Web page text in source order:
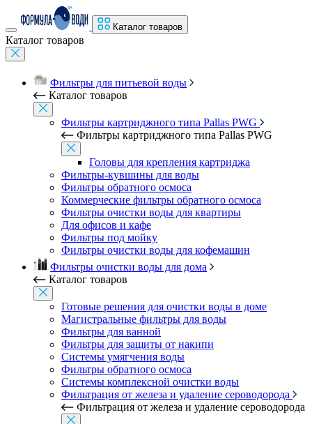
Каталог товаров
Каталог товаров
Фильтры для питьевой воды
Каталог товаров
Фильтры картриджного типа Pallas PWG
Фильтры картриджного типа Pallas PWG
Головы для крепления картриджа
Фильтры-кувшины для воды
Фильтры обратного осмоса
Коммерческие фильтры обратного осмоса
Фильтры очистки воды для квартиры
Для офисов и кафе
Фильтры под мойку
Фильтры очистки воды для кофемашин
Фильтры очистки воды для дома
Каталог товаров
Готовые решения для очистки воды в доме
Магистральные фильтры для воды
Фильтры для ванной
Фильтры для защиты от накипи
Системы умягчения воды
Фильтры обратного осмоса
Системы комплексной очистки воды
Фильтрация от железа и удаление сероводорода
Фильтрация от железа и удаление сероводорода